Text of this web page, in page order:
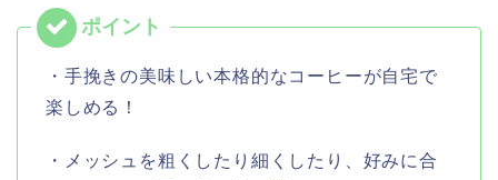
・手挽きの美味しい本格的なコーヒーが自宅で
楽しめる！
・メッシュを粗くしたり細くしたり、好みに合